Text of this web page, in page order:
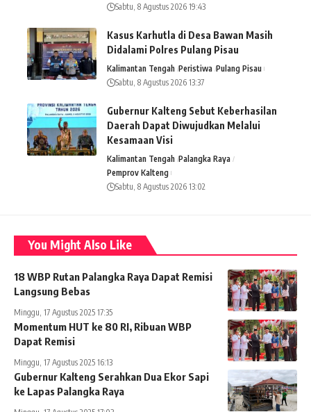
Sabtu, 8 Agustus 2026 19:43
Kasus Karhutla di Desa Bawan Masih
Didalami Polres Pulang Pisau
Kalimantan Tengah Peristiwa Pulang Pisau
Sabtu, 8 Agustus 2026 13:37
Gubernur Kalteng Sebut Keberhasilan
Daerah Dapat Diwujudkan Melalui
Kesamaan Visi
Kalimantan Tengah Palangka Raya
Pemprov Kalteng
Sabtu, 8 Agustus 2026 13:02
You Might Also Like
18 WBP Rutan Palangka Raya Dapat Remisi
Langsung Bebas
Minggu, 17 Agustus 2025 17:35
Momentum HUT ke 80 RI, Ribuan WBP
Dapat Remisi
Minggu, 17 Agustus 2025 16:13
Gubernur Kalteng Serahkan Dua Ekor Sapi
ke Lapas Palangka Raya